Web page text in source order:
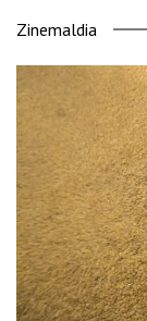
Zinemaldia